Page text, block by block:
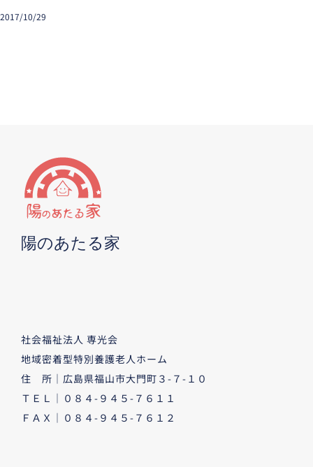
2017/10/29
陽のあたる家
社会福祉法人 専光会
地域密着型特別養護老人ホーム
住 所｜広島県福山市大門町３-７-１０
ＴＥＬ｜０８４-９４５-７６１１
ＦＡＸ｜０８４-９４５-７６１２